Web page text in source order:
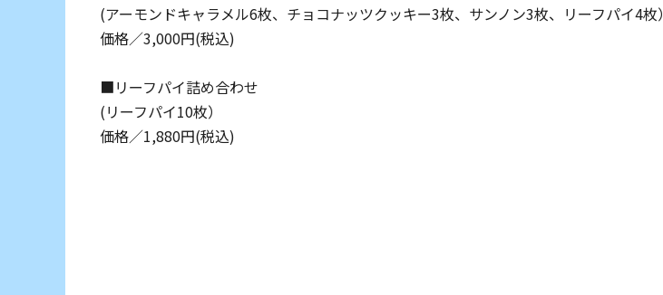
(アーモンドキャラメル6枚、チョコナッツクッキー3枚、サンノン3枚、リーフパイ4枚）
価格／3,000円(税込)
■リーフパイ詰め合わせ
(リーフパイ10枚）
価格／1,880円(税込)